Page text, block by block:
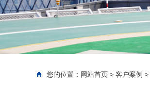
您的位置： 网站首页 > 客户案例 >